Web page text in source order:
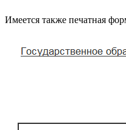
Имеется также печатная